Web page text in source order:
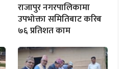
राजापुर नगरपालिकामा
उपभोक्ता समितिबाट करिब
७६ प्रतिशत काम